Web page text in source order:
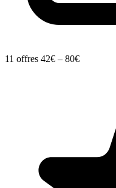
11 offres 42€ – 80€